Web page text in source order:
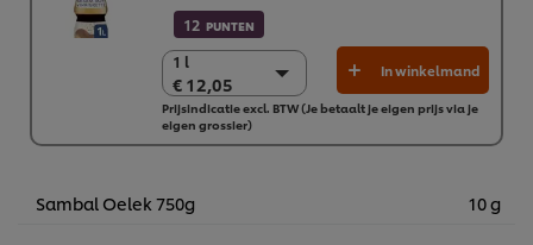
12 PUNTEN
1 l
€ 12,05
1 l
€ 12,05
6 x 1 L
€ 72,31
In winkelmand
Prijsindicatie excl. BTW (Je betaalt je eigen prijs via je
eigen grossier)
Sambal Oelek 750g 10 g